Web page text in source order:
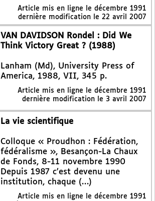
Article mis en ligne le décembre 1991
dernière modification le 22 avril 2007
VAN DAVIDSON Rondel : Did We
Think Victory Great ? (1988)
Lanham (Md), University Press of
America, 1988, VII, 345 p.
Article mis en ligne le décembre 1991
dernière modification le 3 avril 2007
La vie scientifique
Colloque « Proudhon : Fédération,
fédéralisme », Besançon-La Chaux
de Fonds, 8-11 novembre 1990
Depuis 1987 c’est devenu une
institution, chaque (…)
Article mis en ligne le décembre 1991